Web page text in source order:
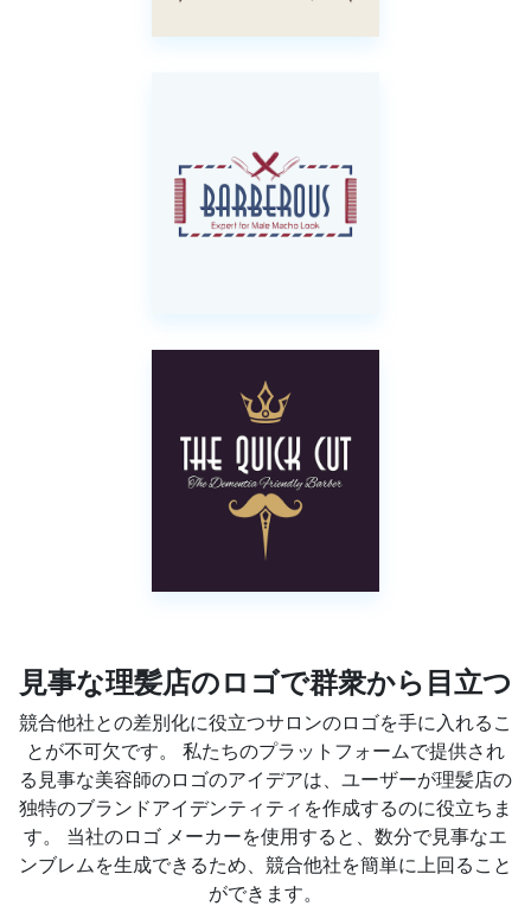
見事な理髪店のロゴで群衆から目立つ
競合他社との差別化に役立つサロンのロゴを手に入れるこ
とが不可欠です。 私たちのプラットフォームで提供され
る見事な美容師のロゴのアイデアは、ユーザーが理髪店の
独特のブランドアイデンティティを作成するのに役立ちま
す。 当社のロゴ メーカーを使用すると、数分で見事なエ
ンブレムを生成できるため、競合他社を簡単に上回ること
ができます。